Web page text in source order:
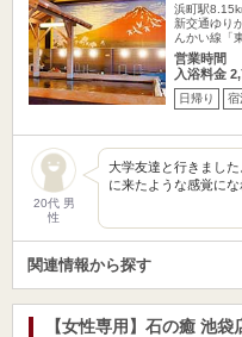
浜町駅
新交通ゆり
んかい線「
営業時間
入浴料金
日帰り 宿
20代 男
性
大学友達と行きまし
に来たような感覚にな
関連情報から探す
【女性専用】石の癒 池袋